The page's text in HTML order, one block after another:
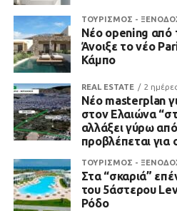
ΤΟΥΡΙΣΜΟΣ -
Νέο opening από
Άνοιξε το νέο
Κάμπο
REAL ESTATE 2
Νέο masterplan
στον Ελαιώνα
αλλάξει γύρω από
προβλέπεται για
ΤΟΥΡΙΣΜΟΣ -
Στα “σκαριά”
του 5άστερου
Ρόδο